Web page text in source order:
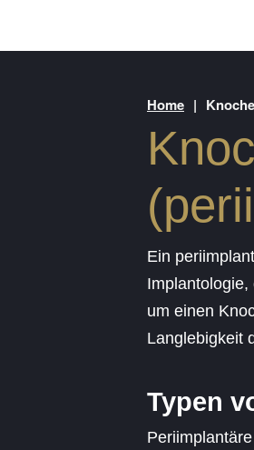
Home |
Ein
um einen
Langlebigkeit
Typen